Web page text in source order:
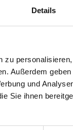
Details
Außerdem
und
Sie ihnen
Ursalz
eindrehen
72 °C garen.